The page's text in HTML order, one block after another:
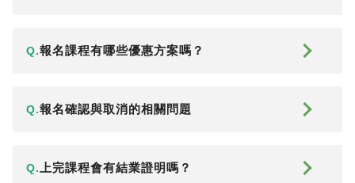
Q.報名課程有哪些優惠方案嗎？
Q.報名確認與取消的相關問題
Q. 上完課程會有結業證明嗎？